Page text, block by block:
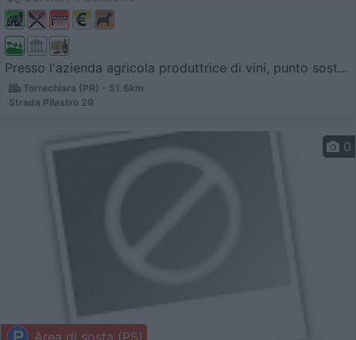
Presso l'azienda agricola produttrice di vini, punto sost...
Torrechiara (PR) - 51.6km
Strada Pilastro 29
0